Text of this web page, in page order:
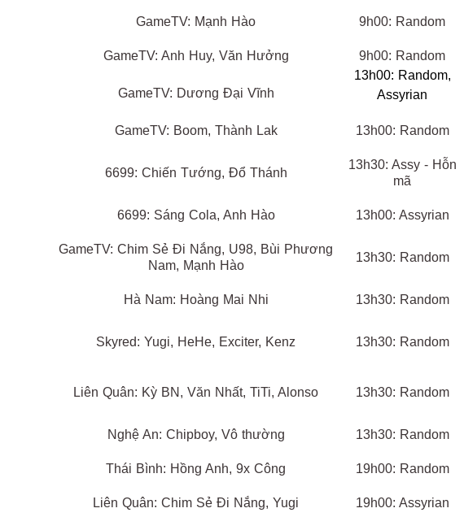
GameTV: Mạnh Hào 9h00: Random
GameTV: Anh Huy, Văn Hưởng 9h00: Random
GameTV: Dương Đại Vĩnh
13h00: Random,
Assyrian
GameTV: Boom, Thành Lak 13h00: Random
6699: Chiến Tướng, Đổ Thánh
13h30: Assy - Hỗn
mã
6699: Sáng Cola, Anh Hào 13h00: Assyrian
GameTV: Chim Sẻ Đi Nắng, U98, Bùi Phương
Nam, Mạnh Hào
13h30: Random
Hà Nam: Hoàng Mai Nhi 13h30: Random
Skyred: Yugi, HeHe, Exciter, Kenz 13h30: Random
Liên Quân: Kỳ BN, Văn Nhất, TiTi, Alonso 13h30: Random
Nghệ An: Chipboy, Vô thường 13h30: Random
Thái Bình: Hồng Anh, 9x Công 19h00: Random
Liên Quân: Chim Sẻ Đi Nắng, Yugi 19h00: Assyrian